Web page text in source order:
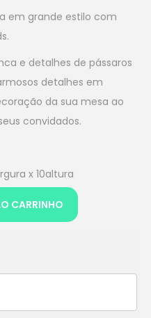
em grande estilo com
e detalhes de pássaros
detalhes em
da sua mesa ao
convidados.
x 10altura
CARRINHO